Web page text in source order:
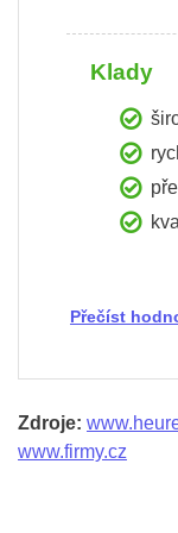
Klady
Přečíst
Zdroje:
www.firmy.cz